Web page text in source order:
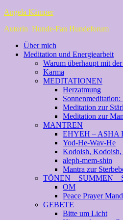
Angela Kämper
Autorin Hunde-Fan Hundeforum
Über mich
Meditation und Energiearbeit
Warum überhaupt mit
Karma
MEDITATIONEN
Herzatmung
Meditation zur
Meditation zur
MANTREN
EHYEH – ASHA
Yod-He-Wav-He
Kodoish, Kodoish,
aleph-mem-shin
Mantra zur
TÖNEN – SUMMEN –
OM
Peace Prayer
GEBETE
Bitte um Licht